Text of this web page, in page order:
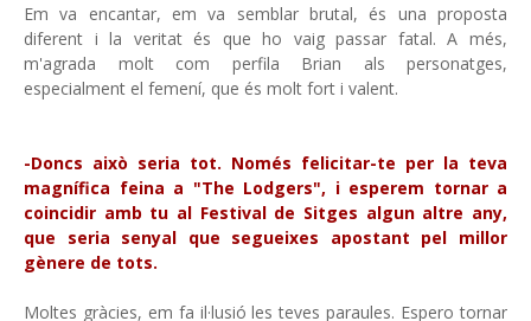
Em va encantar, em va semblar brutal, és una proposta
diferent i la veritat és que ho vaig passar fatal. A més,
m'agrada molt com perfila Brian als personatges,
especialment el femení, que és molt fort i valent.
-Doncs això seria tot. Només felicitar-te per la teva
magnífica feina a "The Lodgers", i esperem tornar a
coincidir amb tu al Festival de Sitges algun altre any,
que seria senyal que segueixes apostant pel millor
gènere de tots.
Moltes gràcies, em fa il·lusió les teves paraules. Espero tornar